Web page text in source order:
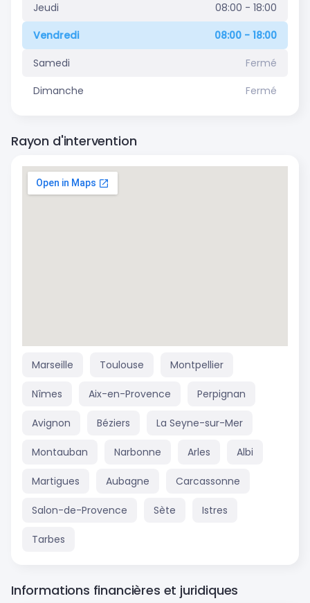
Jeudi
08:00 - 18:00
Vendredi
08:00 - 18:00
Samedi
Fermé
Dimanche
Fermé
Rayon d'intervention
Marseille Toulouse Montpellier
Nîmes Aix-en-Provence Perpignan
Avignon Béziers La Seyne-sur-Mer
Montauban Narbonne Arles Albi
Martigues Aubagne Carcassonne
Salon-de-Provence Sète Istres
Tarbes
Informations financières et juridiques